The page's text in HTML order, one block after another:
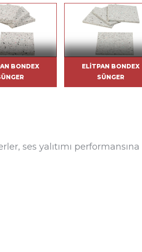
BONDEX
ELITPAN BONDEX
SÜNGER
ses yalıtımı